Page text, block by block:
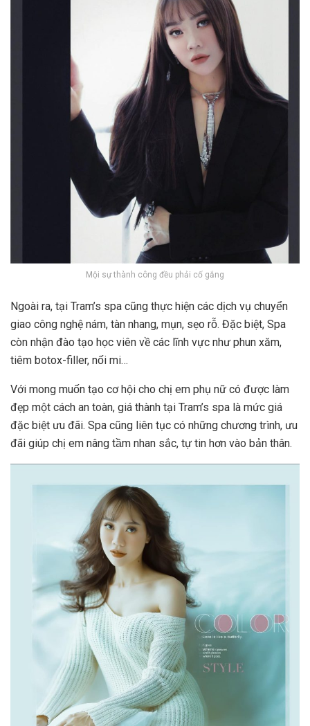
Mội sự thành công đều phải cố gắng
Ngoài ra, tại Tram’s spa cũng thực hiện các dịch vụ chuyển
giao công nghệ nám, tàn nhang, mụn, sẹo rỗ. Đặc biệt, Spa
còn nhận đào tạo học viên về các lĩnh vực như phun xăm,
tiêm botox-filler, nối mi…
Với mong muốn tạo cơ hội cho chị em phụ nữ có được làm
đẹp một cách an toàn, giá thành tại Tram’s spa là mức giá
đặc biệt ưu đãi. Spa cũng liên tục có những chương trình, ưu
đãi giúp chị em nâng tầm nhan sắc, tự tin hơn vào bản thân.